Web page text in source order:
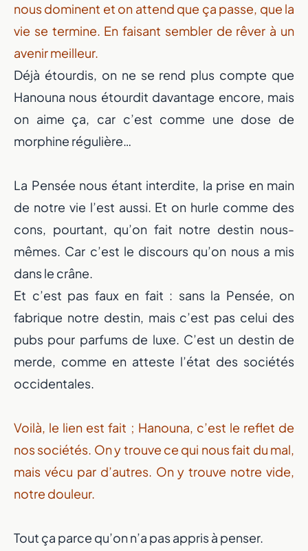
nous dominent et on attend que ça passe, que la
vie se termine. En faisant sembler de rêver à un
avenir meilleur.
Déjà étourdis, on ne se rend plus compte que
Hanouna nous étourdit davantage encore, mais
on aime ça, car c’est comme une dose de
morphine régulière…
La Pensée nous étant interdite, la prise en main
de notre vie l’est aussi. Et on hurle comme des
cons, pourtant, qu’on fait notre destin nous-
mêmes. Car c’est le discours qu’on nous a mis
dans le crâne.
Et c’est pas faux en fait : sans la Pensée, on
fabrique notre destin, mais c’est pas celui des
pubs pour parfums de luxe. C’est un destin de
merde, comme en atteste l’état des sociétés
occidentales.
Voilà, le lien est fait ; Hanouna, c’est le reflet de
nos sociétés. On y trouve ce qui nous fait du mal,
mais vécu par d’autres. On y trouve notre vide,
notre douleur.
Tout ça parce qu’on n’a pas appris à penser.